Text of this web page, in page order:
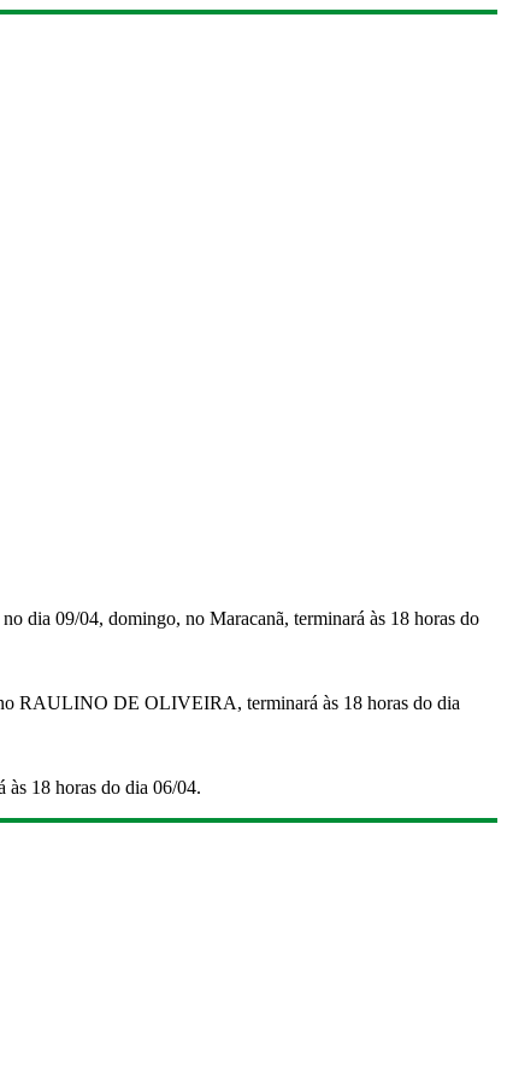
dia 09/04, domingo, no Maracanã, terminará às 18 horas do
RAULINO DE OLIVEIRA, terminará às 18 horas do dia
às 18 horas do dia 06/04.